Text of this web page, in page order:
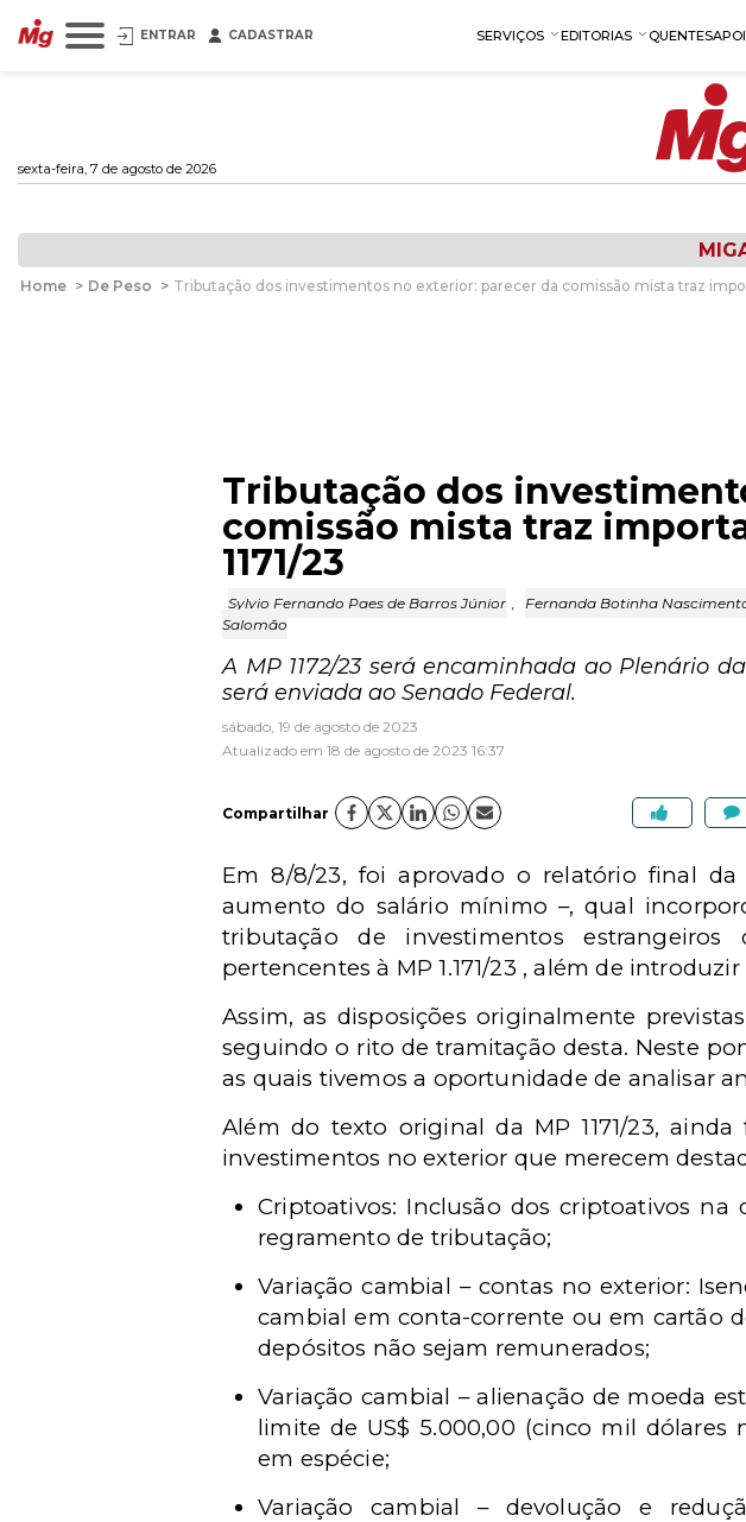
ENTRAR CADASTRAR SERVIÇOS EDITORIAS QUENTES
sexta-feira, 7 de agosto de 2026
Home > De Peso > Tributação dos investimentos no exterior: parecer da comissão mista traz
Tributação dos
comissão mista traz
1171/23
Sylvio Fernando Paes de Barros Júnior , Fernanda Botinha
Salomão
A MP 1172/23 será encaminhada ao Plenário
será enviada ao Senado Federal.
sábado, 19 de agosto de 2023
Atualizado em 18 de agosto de 2023 16:37
Compartilhar
Em 8/8/23, foi aprovado o relatório final da
aumento do salário mínimo –, qual
tributação de investimentos
pertencentes à MP 1.171/23 , além de
Assim, as disposições originalmente
seguindo o rito de tramitação desta. Neste
as quais tivemos a oportunidade de analisar
Além do texto original da MP 1171/23,
investimentos no exterior que merecem
Criptoativos: Inclusão dos criptoativos
regramento de tributação;
Variação cambial – contas no exterior:
cambial em conta-corrente ou em cartão
depósitos não sejam remunerados;
Variação cambial – alienação de moeda
limite de US$ 5.000,00 (cinco mil dólares
em espécie;
Variação cambial – devolução e